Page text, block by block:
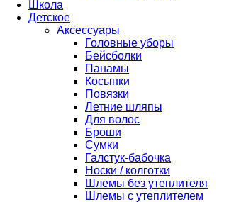
Школа
Детское
Аксессуары
Головные уборы
Бейсболки
Панамы
Косынки
Повязки
Летние шляпы
Для волос
Броши
Сумки
Галстук-бабочка
Носки / колготки
Шлемы без утеплителя
Шлемы с утеплителем